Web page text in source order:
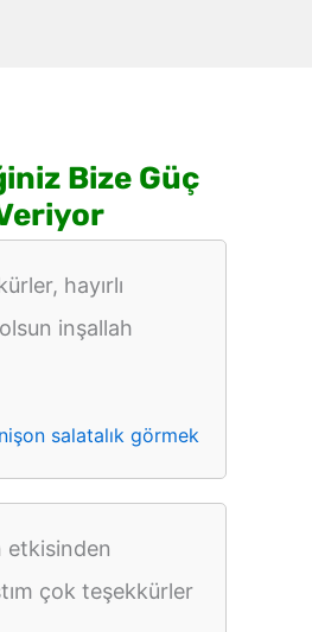
Bize Güç
hayırlı
inşallah
salatalık görmek
etkisinden
çok teşekkürler